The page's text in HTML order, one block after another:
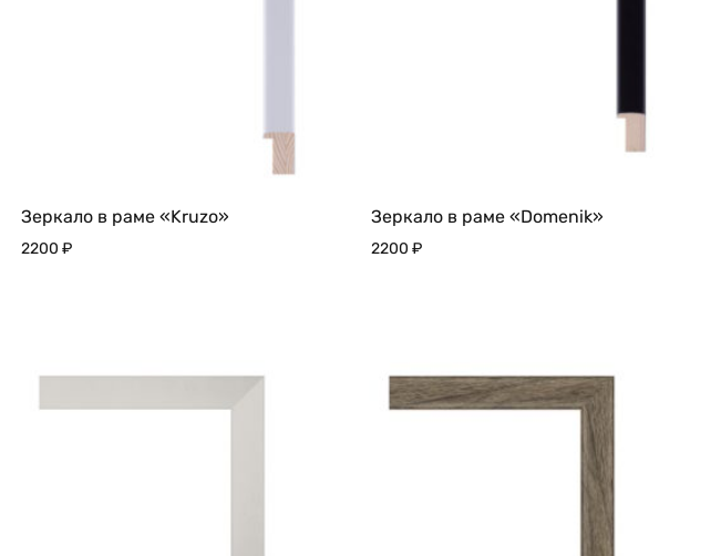
Зеркало в раме «Kruzo»
2200 ₽
Зеркало в раме «Domenik»
2200 ₽